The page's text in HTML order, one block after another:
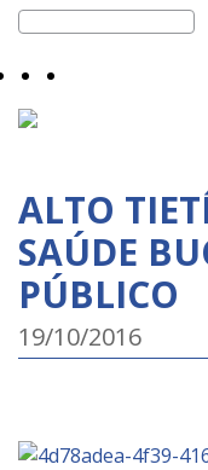
ALTO
SAÚDE
PÚBLICO
19/10/2016